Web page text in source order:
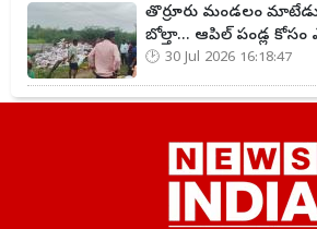
తొర్రూరు మండలం మాటేడు
బోల్తా... ఆపిల్ పండ్ల
30 Jul 2026 16:18:47